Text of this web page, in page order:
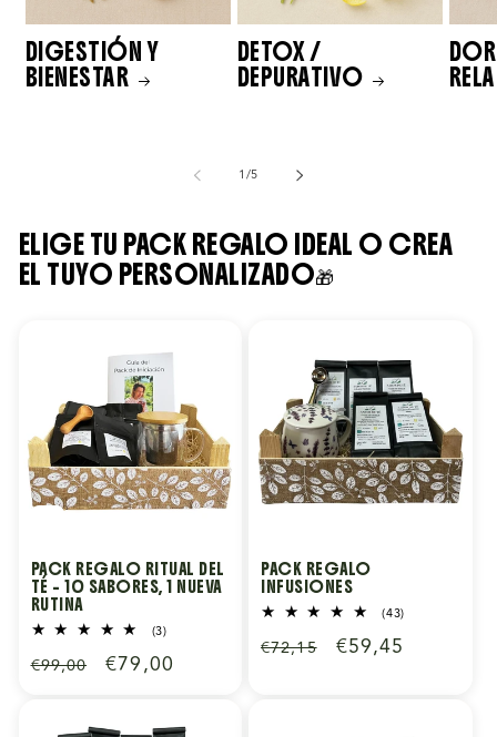
DIGESTIÓN Y
BIENESTAR
DETOX /
DEPURATIVO
1/de
5
ELIGE TU PACK REGALO IDEAL O CREA
EL TUYO PERSONALIZADO🎁
PACK REGALO RITUAL DEL
TÉ – 10 SABORES, 1 NUEVA
RUTINA
(3)3
totales
Precio
€99,00
Precio
oferta
€79,00
PACK REGALO
INFUSIONES
(43)
Precio
€72,15
Precio
€59,45